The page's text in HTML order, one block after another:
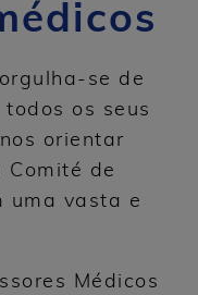
orgulha-se de
os seus
orientar
Comité de
uma vasta e
Médicos